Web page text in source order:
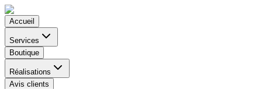
Accueil
Services
Boutique
Réalisations
Avis clients